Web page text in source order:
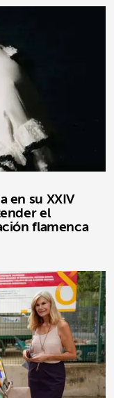
en su XXIV
el
flamenca